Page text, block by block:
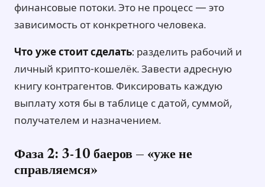
финансовые потоки. Это не процесс — это
зависимость от конкретного человека.
Что уже стоит сделать: разделить рабочий и
личный крипто-кошелёк. Завести адресную
книгу контрагентов. Фиксировать каждую
выплату хотя бы в таблице с датой, суммой,
получателем и назначением.
Фаза 2: 3-10 баеров — «уже не
справляемся»